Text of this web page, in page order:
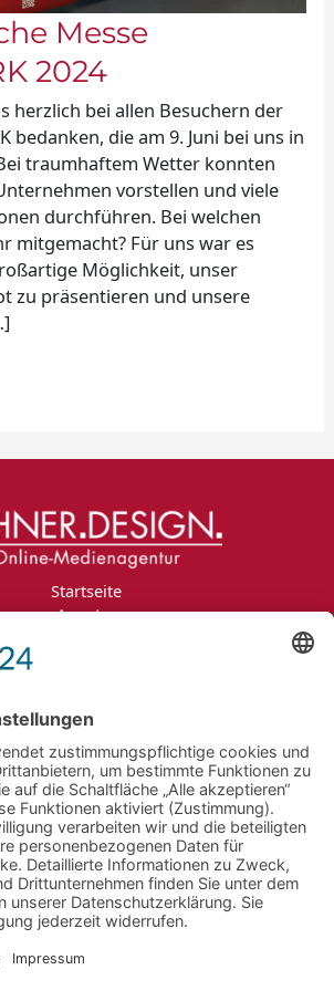
Messe
2024
herzlich bei allen Besuchern der
bedanken, die am 9. Juni bei uns in
traumhaftem Wetter konnten
vorstellen und viele
durchführen. Bei welchen
mitgemacht? Für uns war es
Möglichkeit, unser
zu präsentieren und unsere
Startseite
Agentur
Blog
Kontakt
Impressum
Datenschutzerklärung
Informationspflichten
Newsletter
Jobs
Bildnachweise
AGB